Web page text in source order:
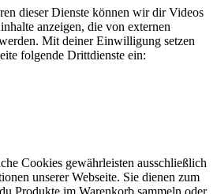
dieser Dienste können wir dir Videos
anzeigen, die von externen
Mit deiner Einwilligung setzen
folgende Drittdienste ein:
Cookies gewährleisten ausschließlich
unserer Webseite. Sie dienen zum
Produkte im Warenkorb sammeln oder